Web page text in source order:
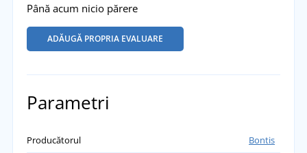
Până acum nicio părere
ADĂUGĂ PROPRIA EVALUARE
Parametri
Producătorul
Bontis